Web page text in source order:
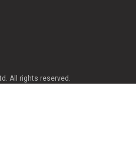
All rights reserved.